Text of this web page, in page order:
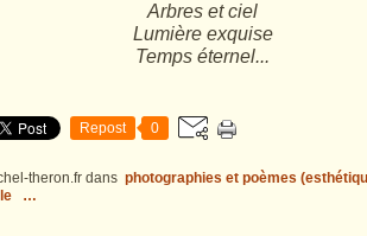
Arbres et ciel
Lumière exquise
Temps éternel...
Repost 0
theron.fr dans photographies et poèmes
…